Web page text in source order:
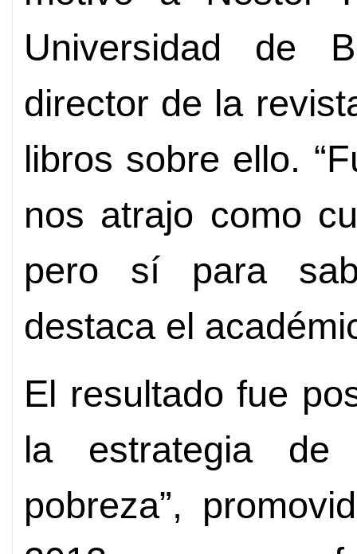
Universidad de
director de la
libros sobre ello.
nos atrajo como
pero sí para
destaca el
El resultado fue
la estrategia
pobreza”,